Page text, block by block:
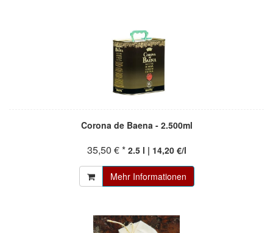
Corona de Baena - 2.500ml
35,50 € * 2.5 l | 14,20 €/l
Mehr Informationen